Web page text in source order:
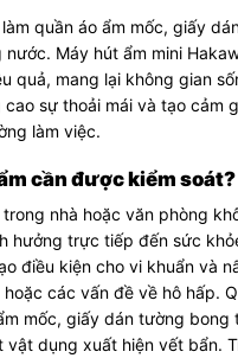
quần áo ẩm mốc, giấy
Máy hút ẩm mini
quả, mang lại không gian
sự thoải mái và tạo cảm
làm việc.
cần được kiểm soát?
nhà hoặc văn phòng
hưởng trực tiếp đến sức
điều kiện cho vi khuẩn và
các vấn đề về hô hấp.
mốc, giấy dán tường bong
vật dụng xuất hiện vết bẩn.